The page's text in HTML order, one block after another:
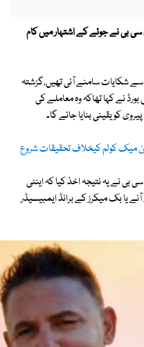
بی نے جوئے کے اشتہار میں کام
سے شکایات سامنے آئی تھیں،گزشتہ
نے کہا تھاکہ وہ معاملے کی
کو یقینی بنایا جائے گا۔
میک کولم کیخلاف تحقیقات شروع
نے یہ نتیجہ اخذ کیا کہ اینٹی
یا بک میکرز کے برانڈ ایمبیسیڈر